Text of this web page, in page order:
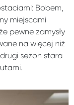
Bobem,
miejscami
pewne zamysły
na więcej niż
sezon stara